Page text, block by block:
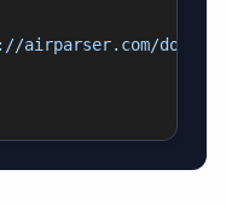
airparser.com/